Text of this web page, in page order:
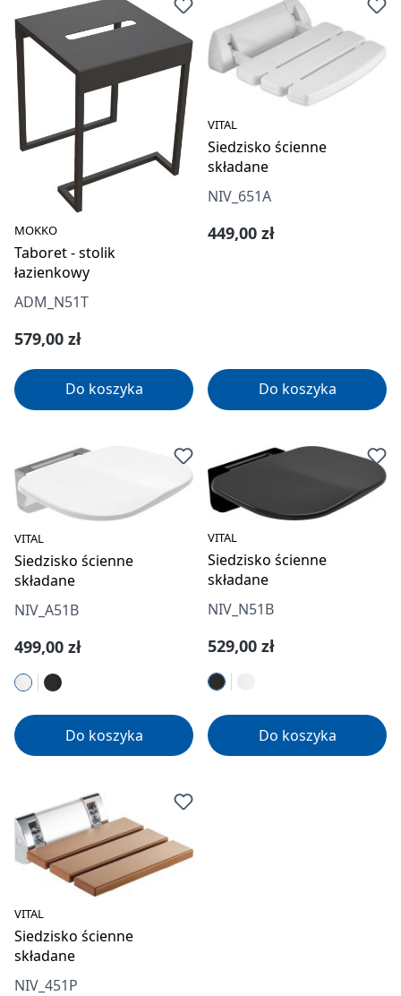
MOKKO
Taboret - stolik
łazienkowy
ADM_N51T
Cena regularna:
579,00 zł
Do koszyka
VITAL
Siedzisko ścienne
składane
NIV_651A
Cena regularna:
449,00 zł
Do koszyka
VITAL
Siedzisko ścienne
składane
NIV_A51B
Cena regularna:
499,00 zł
Do koszyka
VITAL
Siedzisko ścienne
składane
NIV_N51B
Cena regularna:
529,00 zł
Do koszyka
VITAL
Siedzisko ścienne
składane
NIV_451P